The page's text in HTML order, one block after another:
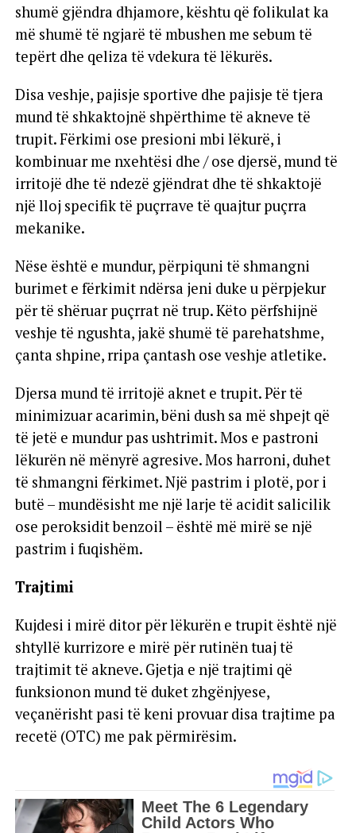
shumë gjëndra dhjamore, kështu që folikulat ka
më shumë të ngjarë të mbushen me sebum të
tepërt dhe qeliza të vdekura të lëkurës.
Disa veshje, pajisje sportive dhe pajisje të tjera
mund të shkaktojnë shpërthime të akneve të
trupit. Fërkimi ose presioni mbi lëkurë, i
kombinuar me nxehtësi dhe / ose djersë, mund të
irritojë dhe të ndezë gjëndrat dhe të shkaktojë
një lloj specifik të puçrrave të quajtur puçrra
mekanike.
Nëse është e mundur, përpiquni të shmangni
burimet e fërkimit ndërsa jeni duke u përpjekur
për të shëruar puçrrat në trup. Këto përfshijnë
veshje të ngushta, jakë shumë të parehatshme,
çanta shpine, rripa çantash ose veshje atletike.
Djersa mund të irritojë aknet e trupit. Për të
minimizuar acarimin, bëni dush sa më shpejt që
të jetë e mundur pas ushtrimit. Mos e pastroni
lëkurën në mënyrë agresive. Mos harroni, duhet
të shmangni fërkimet. Një pastrim i plotë, por i
butë – mundësisht me një larje të acidit salicilik
ose peroksidit benzoil – është më mirë se një
pastrim i fuqishëm.
Trajtimi
Kujdesi i mirë ditor për lëkurën e trupit është një
shtyllë kurrizore e mirë për rutinën tuaj të
trajtimit të akneve. Gjetja e një trajtimi që
funksionon mund të duket zhgënjyese,
veçanërisht pasi të keni provuar disa trajtime pa
recetë (OTC) me pak përmirësim.